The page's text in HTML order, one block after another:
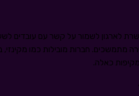
לארגון לשמור על קשר עם עובדים
מתמשכים. חברות מובילות כמו
מקיפות כאלה.